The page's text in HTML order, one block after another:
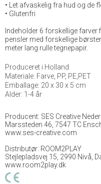
• Let afvaskelig fra hud og de
• Glutenfri
Indeholder 6 forskellige
pensler med forskellige
meter lang rulle tegnepapir.
Produceret i Holland
Materiale: Farve, PP, PE,PET
Emballage: 20 x 30 x 5 cm
Alder: 1-4 år
Producent: SES Creative
Marssteden 46, 7547 TC
www.ses-creative.com
Distributør: ROOM2PLAY
Stejlepladsvej 15, 2990 Nivå,
www.room2play.dk